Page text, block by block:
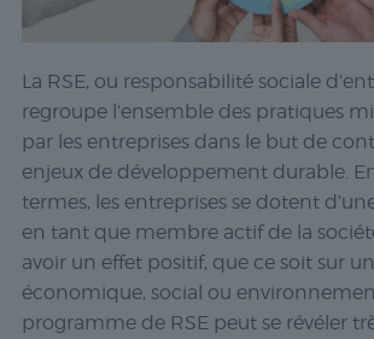
La RSE, ou responsabilité sociale
regroupe l’ensemble des pratiques
par les entreprises dans le but de
enjeux de développement durable.
termes, les entreprises se dotent
en tant que membre actif de la
avoir un effet positif, que ce soit sur
économique, social ou
programme de RSE peut se révéler